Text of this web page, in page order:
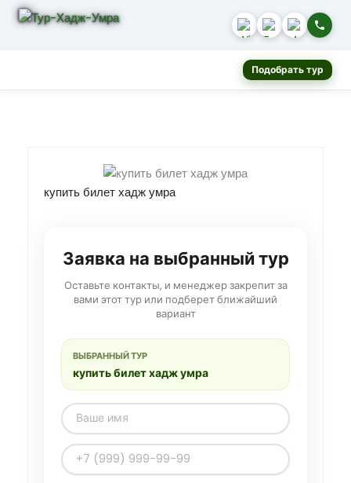
Подобрать тур
купить билет хадж умра
Заявка на выбранный тур
Оставьте контакты, и менеджер закрепит за
вами этот тур или подберет ближайший
вариант
ВЫБРАННЫЙ ТУР
купить билет хадж умра